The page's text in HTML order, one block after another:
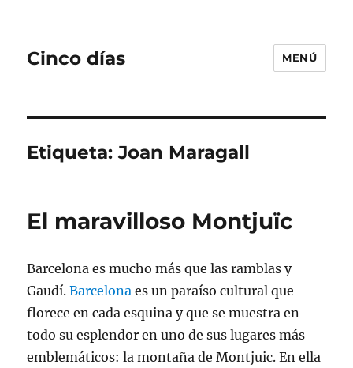
Cinco días MENÚ
Etiqueta:Joan Maragall
El maravilloso Montjuïc
Barcelona es mucho más que las ramblas y
Gaudí.Barcelonaes un paraíso cultural que
florece en cada esquina y que se muestra en
todo su esplendor en uno de sus lugares más
emblemáticos: la montaña de Montjuic. En ella